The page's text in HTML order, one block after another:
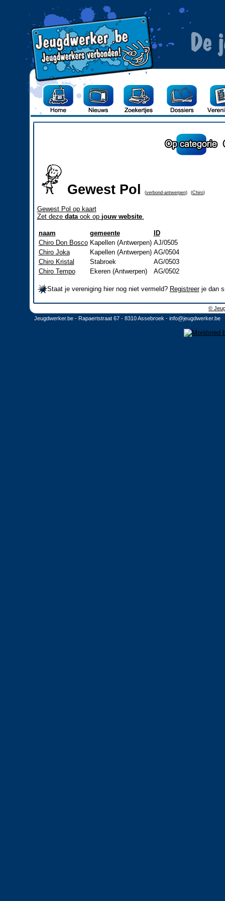
Gewest Pol (verbond-antwerpen) (Chiro)
Gewest Pol op kaart
Zet deze dataook op jouw website.
naam gemeente
ID
Chiro Don Bosco Kapellen (Antwerpen) AJ/0505
Chiro Joka
Kapellen (Antwerpen) AG/0504
Chiro Kristal
Stabroek
AG/0503
Chiro Tempo
Ekeren (Antwerpen) AG/0502
Staat je vereniging hier nog niet vermeld? Registreerje dan
©
Jeugdwerker.be - Rapaertstraat 67 - 8310 Assebroek - info@jeugdwerker.be